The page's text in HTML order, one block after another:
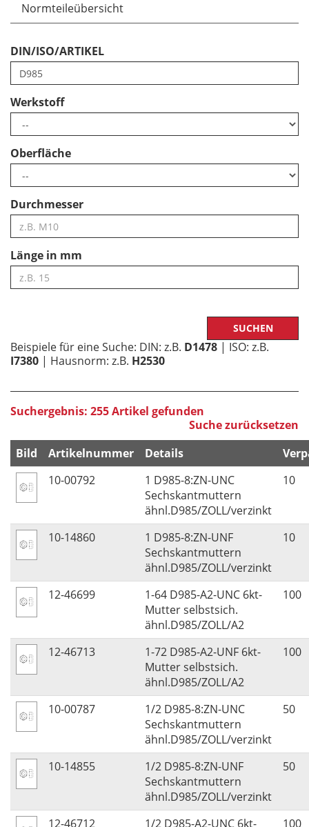
Normteileübersicht
DIN/ISO/ARTIKEL
Werkstoff
Oberfläche
Durchmesser
Länge in mm
Beispiele für eine Suche: DIN: z.B. D1478 | ISO: z.B.
I7380 | Hausnorm: z.B. H2530
Suchergebnis: 255 Artikel gefunden
Suche zurücksetzen
Bild
Artikelnummer Details
10-00792
1 D985-8:ZN-UNC
Sechskantmuttern
ähnl.D985/ZOLL/verzinkt
10
10-14860
1 D985-8:ZN-UNF
Sechskantmuttern
ähnl.D985/ZOLL/verzinkt
10
12-46699
1-64 D985-A2-UNC 6kt-
Mutter selbstsich.
ähnl.D985/ZOLL/A2
100
12-46713
1-72 D985-A2-UNF 6kt-
Mutter selbstsich.
ähnl.D985/ZOLL/A2
100
10-00787
1/2 D985-8:ZN-UNC
Sechskantmuttern
ähnl.D985/ZOLL/verzinkt
50
10-14855
1/2 D985-8:ZN-UNF
Sechskantmuttern
ähnl.D985/ZOLL/verzinkt
50
12-46712
1/2 D985-A2-UNC 6kt-
100